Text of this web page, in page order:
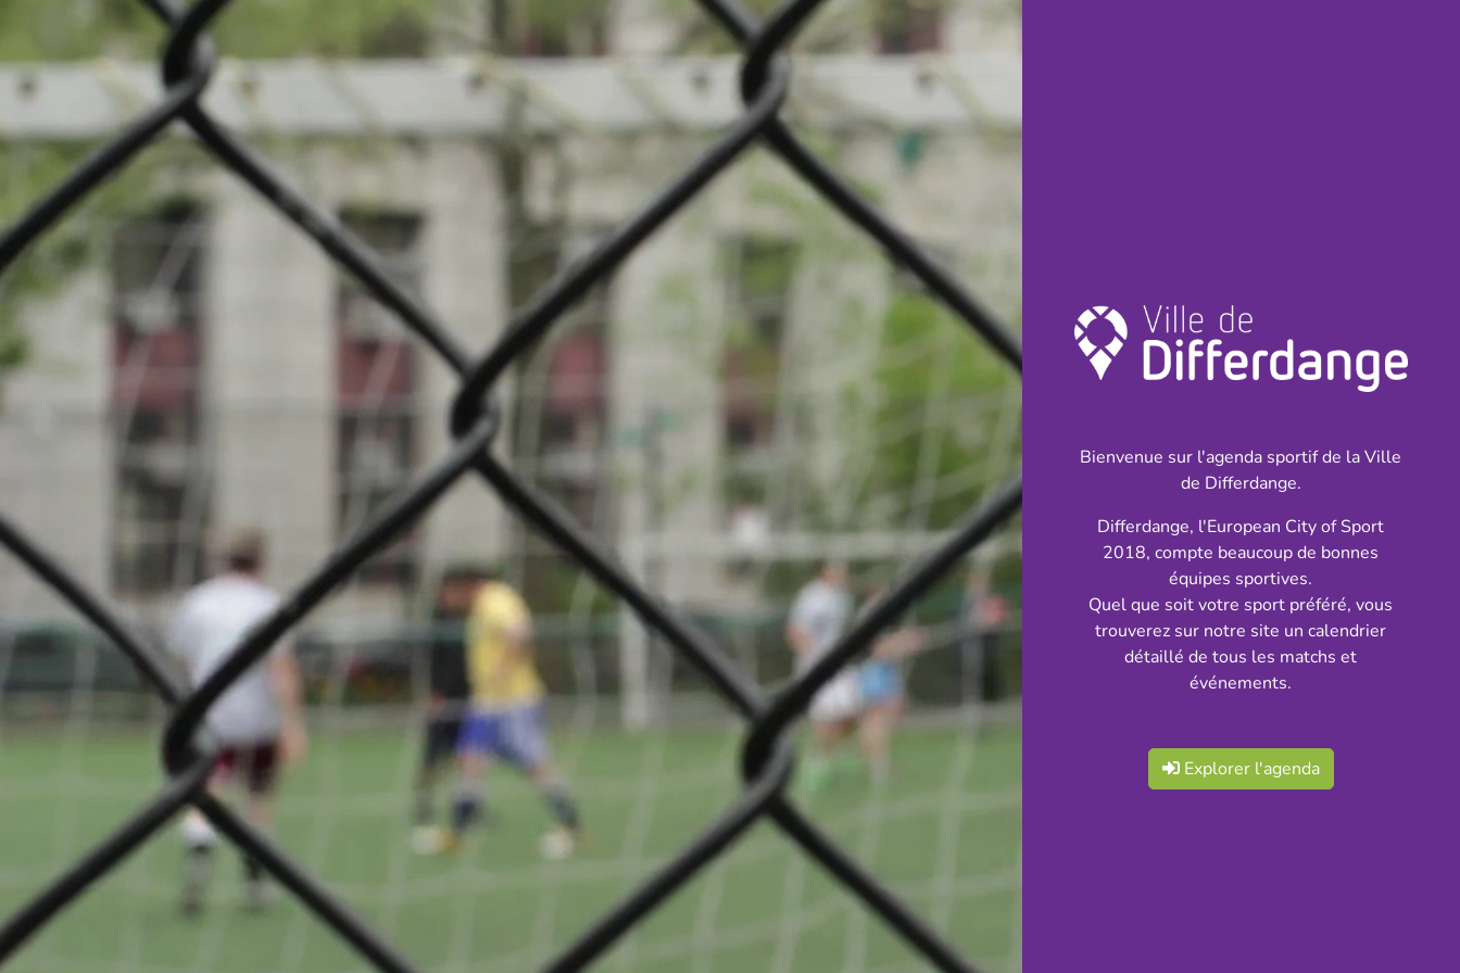
Nouveautés
Clubs locaux
A propos
Championnat: Football
INFOS
30.03.2025
15:00
Stade Jos Haupert (Terrain synthétique)
Cadets Cl 2 S 2 Phase
3
F.C. Progrès
Niederkorn
Una Strassen
retour
Bienvenue sur l'agenda sportif de la Ville
de Differdange.
Differdange, l'European City of Sport
2018, compte beaucoup de bonnes
équipes sportives.
Quel que soit votre sport préféré, vous
trouverez sur notre site un calendrier
détaillé de tous les matchs et
événements.
Explorer l'agenda